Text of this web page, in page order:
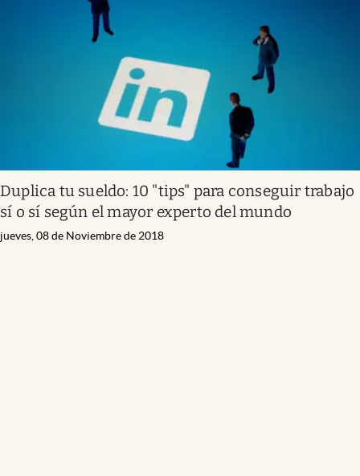
Infotechnology
Eventos Corporativos
Mediakit
abre en nueva pestaña
Argentina
Duplica tu sueldo: 10 "tips" para conseguir trabajo
sí o sí según el mayor experto del mundo
jueves, 08 de Noviembre de 2018